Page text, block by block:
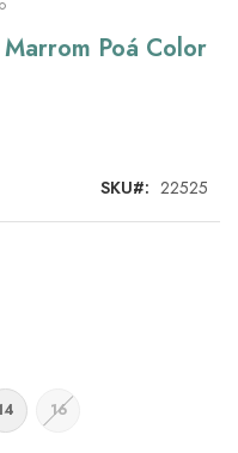
Poá Color
SKU 22525
16